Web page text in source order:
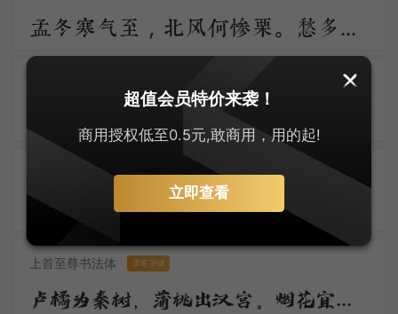
孟冬寒气至，北风何惨栗。愁多知夜长，仰观众星列。三五明月满，四五蟾兔缺。客从远方来，遗我一书札。上言长相思，下言久离别。置书怀袖中，三岁字不灭。一心抱区区，惧君不识察。
上首至尊书法体 零售字体
卢橘为秦树，蒲桃出汉宫。烟花宜落日，丝管醉春风。笛奏龙吟水，箫鸣凤下空。君王多乐事，还与万方同。
超值会员特价来袭！
商用授权低至0.5元,敢商用，用的起!
立即查看